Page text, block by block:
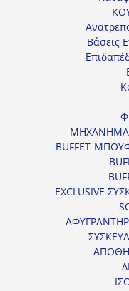
Βάσεις
BUFFET-
EXCLUSIVE